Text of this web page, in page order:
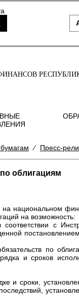
⁄ Пресс-
облигациям
на национальном
на возможность:
соответствии с
по
и сроков
и сроки,